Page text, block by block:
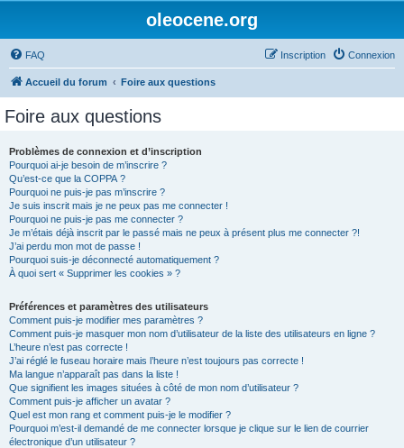
oleocene.org
FAQ Connexion
Inscription
Accueil du forum Foire aux questions
Foire aux questions
Problèmes de connexion et d’inscription
Pourquoi ai-je besoin de m’inscrire ?
Qu’est-ce que la COPPA ?
Pourquoi ne puis-je pas m’inscrire ?
Je suis inscrit mais je ne peux pas me connecter !
Pourquoi ne puis-je pas me connecter ?
Je m’étais déjà inscrit par le passé mais ne peux à présent plus me connecter ?!
J’ai perdu mon mot de passe !
Pourquoi suis-je déconnecté automatiquement ?
À quoi sert « Supprimer les cookies » ?
Préférences et paramètres des utilisateurs
Comment puis-je modifier mes paramètres ?
Comment puis-je masquer mon nom d’utilisateur de la liste des utilisateurs en ligne ?
L’heure n’est pas correcte !
J’ai réglé le fuseau horaire mais l’heure n’est toujours pas correcte !
Ma langue n’apparaît pas dans la liste !
Que signifient les images situées à côté de mon nom d’utilisateur ?
Comment puis-je afficher un avatar ?
Quel est mon rang et comment puis-je le modifier ?
Pourquoi m’est-il demandé de me connecter lorsque je clique sur le lien de courrier
électronique d’un utilisateur ?